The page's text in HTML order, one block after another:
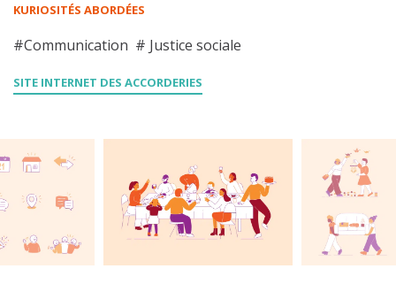
KURIOSITÉS ABORDÉES
#Communication # Justice sociale
SITE INTERNET DES ACCORDERIES